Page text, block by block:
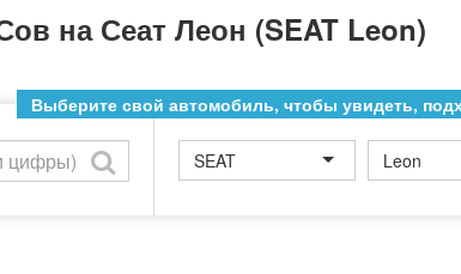
на Сеат Леон (SEAT Leon)
Выберите свой автомобиль, чтобы увидеть,
SEAT Leon